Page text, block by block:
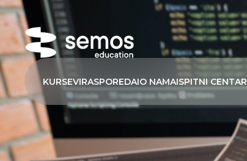
KURSEVIRASPOREDAIO NAMAISPITNI CENTAR